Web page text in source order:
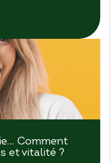
Comment
et vitalité ?